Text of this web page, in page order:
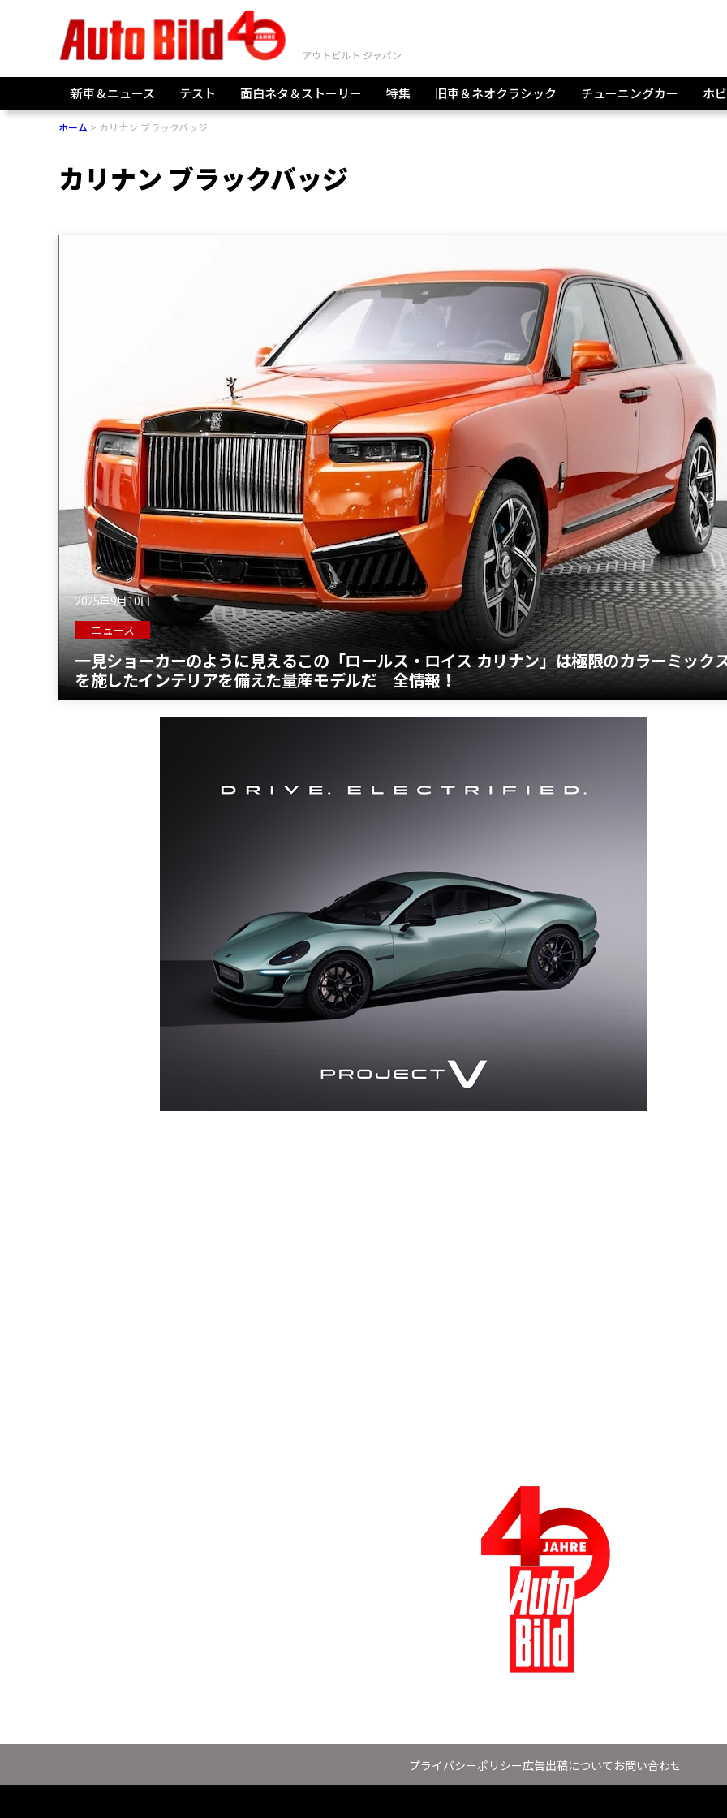
新車＆ニュース テスト 面白ネタ＆ストーリー 特集 旧車＆ネオクラシック チューニングカー ホ
ホーム カリナン ブラックバッジ
カリナン ブラックバッジ
2025年9月10日
ニュース
一見ショーカーのように見えるこの「ロールス・ロイス カリナン」は極限のカラーミック
を施したインテリアを備えた量産モデルだ 全情報！
プライバシーポリシー広告出稿について お問い合わせ